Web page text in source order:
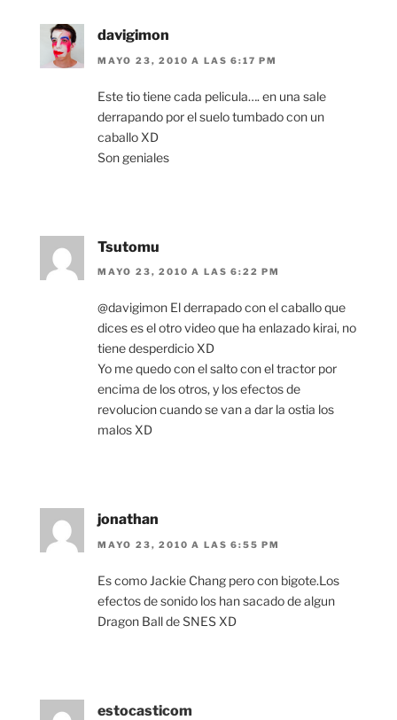
davigimon
MAYO 23, 2010 A LAS 6:17 PM
Este tio tiene cada pelicula…. en una sale
derrapando por el suelo tumbado con un
caballo XD
Son geniales
Tsutomu
MAYO 23, 2010 A LAS 6:22 PM
@davigimon El derrapado con el caballo que
dices es el otro video que ha enlazado kirai, no
tiene desperdicio XD
Yo me quedo con el salto con el tractor por
encima de los otros, y los efectos de
revolucion cuando se van a dar la ostia los
malos XD
jonathan
MAYO 23, 2010 A LAS 6:55 PM
Es como Jackie Chang pero con bigote.Los
efectos de sonido los han sacado de algun
Dragon Ball de SNES XD
estocasticom